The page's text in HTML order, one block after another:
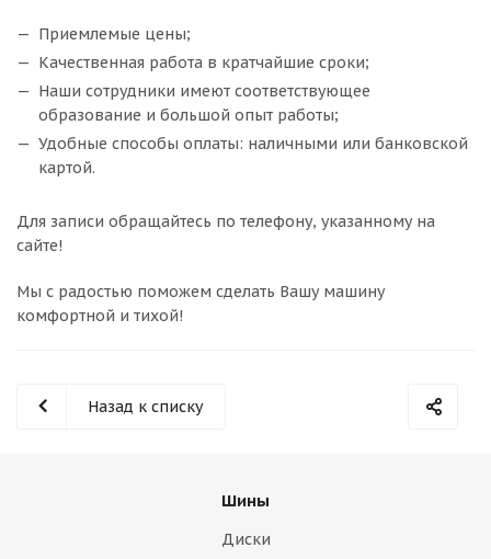
Приемлемые цены;
Качественная работа в кратчайшие сроки;
Наши сотрудники имеют соответствующее
образование и большой опыт работы;
Удобные способы оплаты: наличными или банковской
картой.
Для записи обращайтесь по телефону, указанному на
сайте!
Мы с радостью поможем сделать Вашу машину
комфортной и тихой!
Назад к списку
Шины
Диски